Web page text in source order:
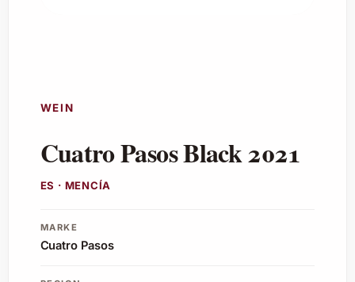
WEIN
Cuatro Pasos Black 2021
ES · MENCÍA
MARKE
Cuatro Pasos